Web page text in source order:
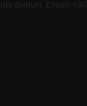
durdum. Ellerim